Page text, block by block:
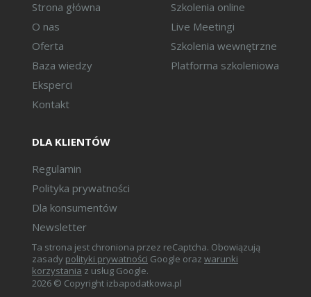
Strona główna
O nas
Oferta
Baza wiedzy
Eksperci
Kontakt
Szkolenia online
Live Meetingi
Szkolenia wewnętrzne
Platforma szkoleniowa
DLA KLIENTÓW
Regulamin
Polityka prywatności
Dla konsumentów
Newsletter
Ta strona jest chroniona przez reCaptcha. Obowiązują
zasady polityki prywatności Google oraz warunki
korzystania z usług Google.
2026 © Copyright izbapodatkowa.pl